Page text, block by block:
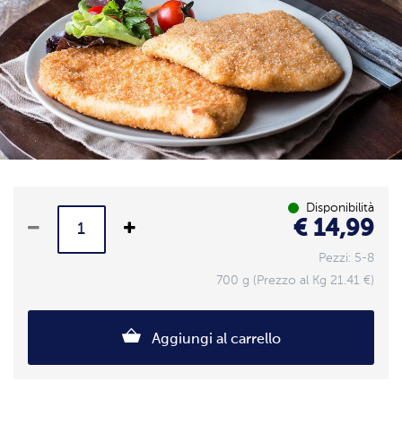
Disponibilità
€ 14,99
Pezzi: 5-8
700 g (Prezzo al Kg 21.41 €)
Aggiungi al carrello